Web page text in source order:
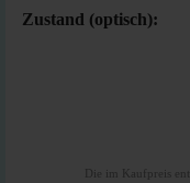
Zustand (optisch):
Die im Kaufpreis